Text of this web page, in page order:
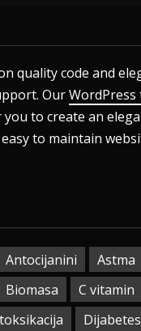
quality code and
OurWordPress
you to create an
to maintain
Antocijanini
Astma
Biomasa
C vitamin
Dijabetes